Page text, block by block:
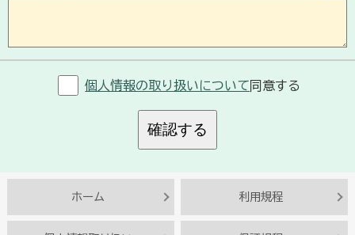
個人情報の取り扱いについて 同意する
確認する
ホーム 利用規程